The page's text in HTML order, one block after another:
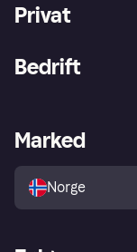
Privat
Utforsk butikker
Bedrift
Merchant portal
Marked
Norge